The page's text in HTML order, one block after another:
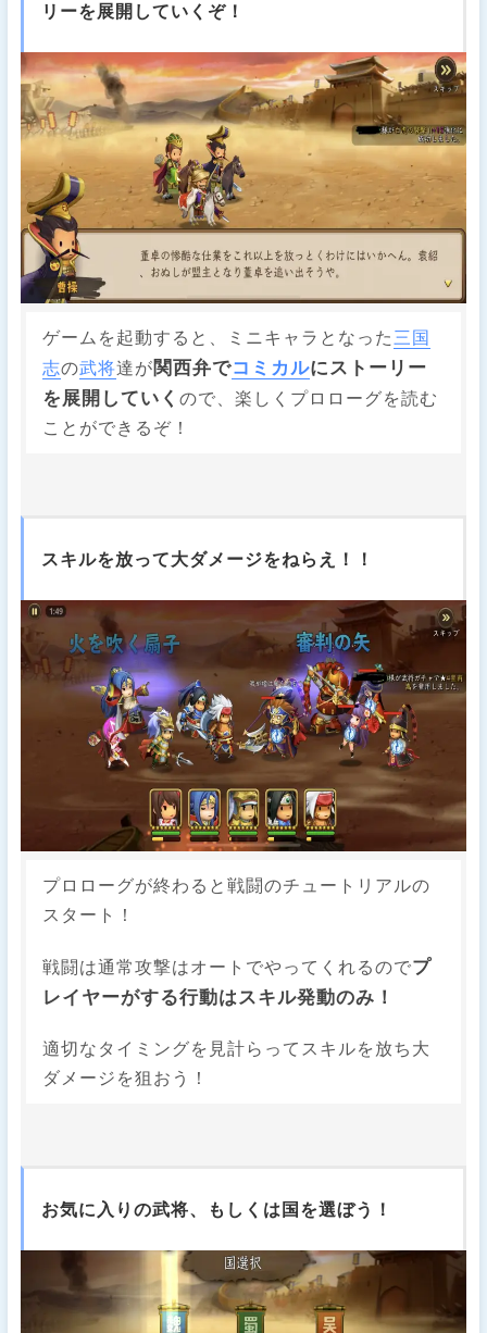
リーを展開していくぞ！
ゲームを起動すると、ミニキャラとなった三国
志の武将達が関西弁でコミカルにストーリー
を展開していくので、楽しくプロローグを読む
ことができるぞ！
スキルを放って大ダメージをねらえ！！
プロローグが終わると戦闘のチュートリアルの
スタート！
戦闘は通常攻撃はオートでやってくれるのでプ
レイヤーがする行動はスキル発動のみ！
適切なタイミングを見計らってスキルを放ち大
ダメージを狙おう！
お気に入りの武将、もしくは国を選ぼう！